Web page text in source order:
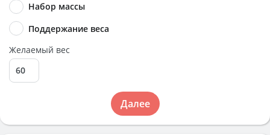
Набор массы
Поддержание веса
Желаемый вес
Далее